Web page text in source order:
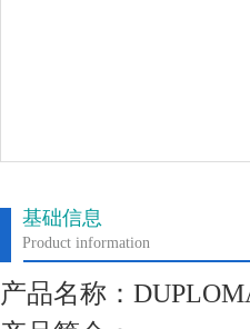
基础信息
Product information
产品名称：